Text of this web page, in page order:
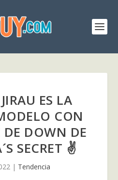
ES LA
CON
DOWN DE
SECRET ✌️
| Tendencia